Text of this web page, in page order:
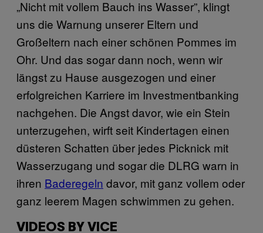
„Nicht mit vollem Bauch ins Wasser”, klingt
uns die Warnung unserer Eltern und
Großeltern nach einer schönen Pommes im
Ohr. Und das sogar dann noch, wenn wir
längst zu Hause ausgezogen und einer
erfolgreichen Karriere im Investmentbanking
nachgehen. Die Angst davor, wie ein Stein
unterzugehen, wirft seit Kindertagen einen
düsteren Schatten über jedes Picknick mit
Wasserzugang und sogar die DLRG warn in
ihren Baderegeln davor, mit ganz vollem oder
ganz leerem Magen schwimmen zu gehen.
VIDEOS BY VICE